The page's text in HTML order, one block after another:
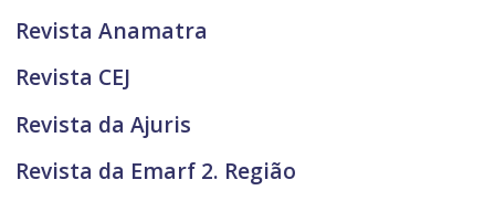
Revista Anamatra
Revista CEJ
Revista da Ajuris
Revista da Emarf 2. Região